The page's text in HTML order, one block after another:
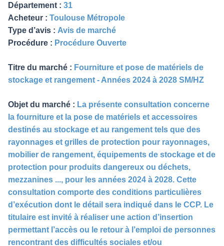
Département : 31
Acheteur : Toulouse Métropole
Type d’avis : Avis de marché
Procédure : Procédure Ouverte
Titre du marché : Fourniture et pose de matériels de
stockage et rangement - Années 2024 à 2028 SM/HZ
Objet du marché : La présente consultation concerne
la fourniture et la pose de matériels et accessoires
destinés au stockage et au rangement tels que des
rayonnages et grilles de protection pour rayonnages,
mobilier de rangement, équipements de stockage et de
protection pour produits dangereux ou déchets,
mezzanines ..., pour les années 2024 à 2028. Cette
consultation comporte des conditions particulières
d’exécution dont le détail sera indiqué dans le CCP. Le
titulaire est invité à réaliser une action d’insertion
permettant l’accès ou le retour à l’emploi de personnes
rencontrant des difficultés sociales et/ou